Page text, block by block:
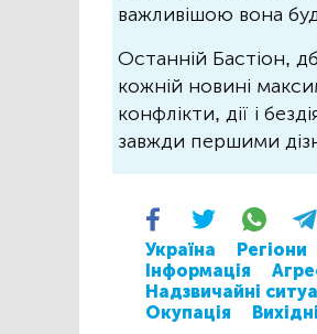
важливішою вона
Останній Бастіон,
кожній новині
конфлікти, дії і
завжди першими
Україна Регіони
Інформація
Надзвичайні
Окупація
Вихідні